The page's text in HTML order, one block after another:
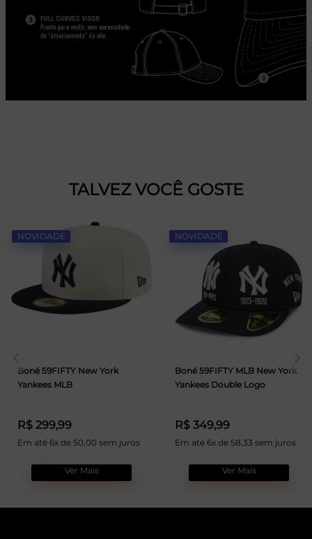
TALVEZ VOCÊ GOSTE
NOVIDADE
Boné 59FIFTY New York
Yankees MLB
R$ 299,99
Em até 6x de 50,00 sem juros
Ver Mais
NOVIDADE
Boné 59FIFTY MLB New York
Yankees Double Logo
R$ 349,99
Em até 6x de 58,33 sem juros
Ver Mais